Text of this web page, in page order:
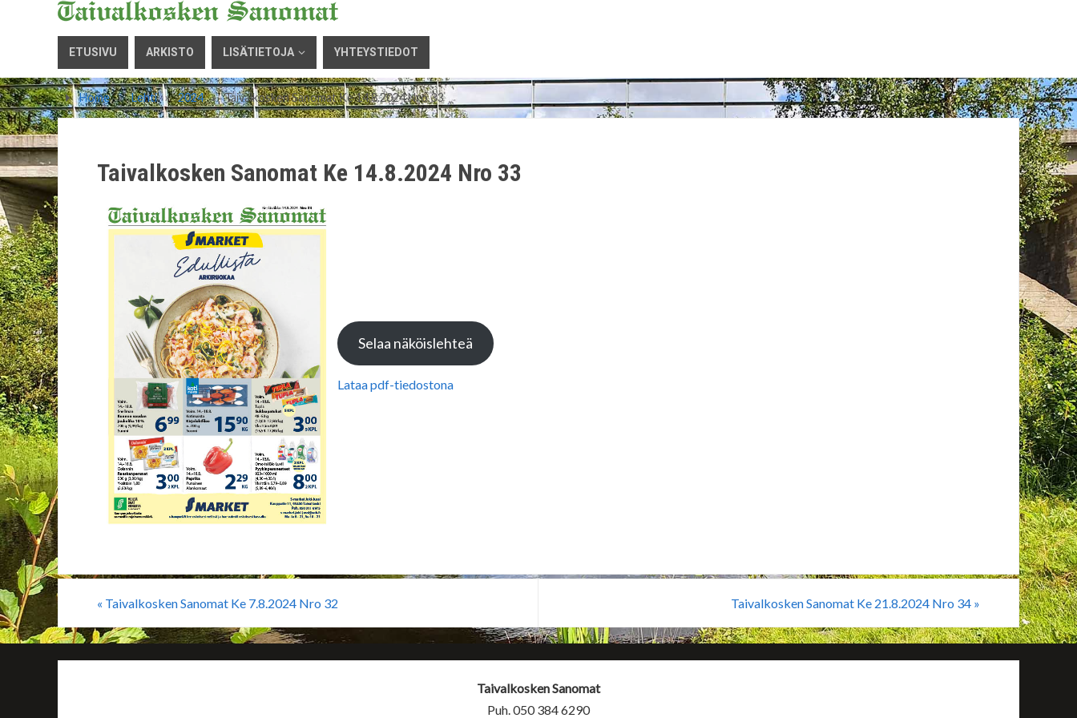
ETUSIVU ARKISTO LISÄTIETOJA YHTEYSTIEDOT
Home » Lehti » 2024 » Taivalkosken Sanomat Ke 14.8.2024 Nro 33
Taivalkosken Sanomat Ke 14.8.2024 Nro 33
Selaa näköislehteä
Lataa pdf-tiedostona
« Taivalkosken Sanomat Ke 7.8.2024 Nro 32 Taivalkosken Sanomat Ke 21.8.2024 Nro 34 »
Taivalkosken Sanomat
Puh. 050 384 6290